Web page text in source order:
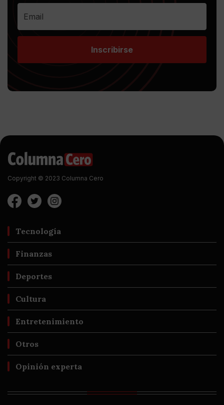
Inscribirse
Copyright © 2023 Columna Cero
Tecnología
Finanzas
Deportes
Cultura
Entretenimiento
Otros
Opinión experta